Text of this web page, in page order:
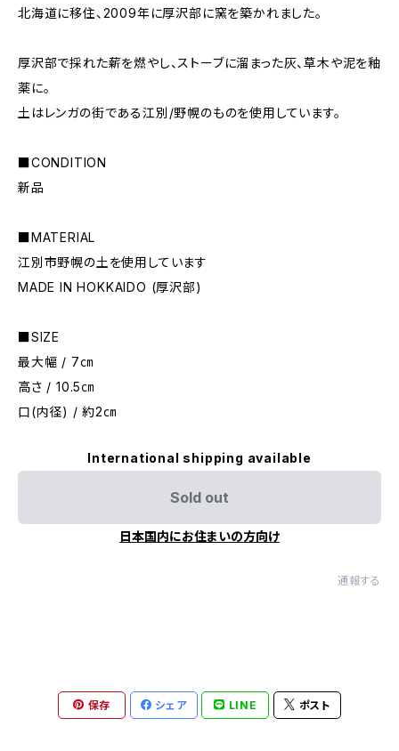
北海道に移住、2009年に厚沢部に窯を築かれました。
厚沢部で採れた薪を燃やし、ストーブに溜まった灰、草木や泥を釉
薬に。
土はレンガの街である江別/野幌のものを使用しています。
■CONDITION
新品
■MATERIAL
江別市野幌の土を使用しています
MADE IN HOKKAIDO (厚沢部)
■SIZE
最大幅 / 7㎝
高さ / 10.5㎝
口(内径) / 約2㎝
International shipping available
Sold out
日本国内にお住まいの方向け
通報する
保存 シェア LINE ポスト